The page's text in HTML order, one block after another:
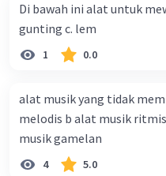
Di bawah ini alat untuk
gunting c. lem
1 0.0
alat musik yang tidak
melodis b alat musik
musik gamelan
4 5.0